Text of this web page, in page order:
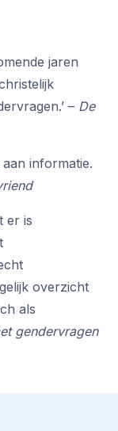
jaren
– De
informatie.
er is
overzicht
als
gendervragen